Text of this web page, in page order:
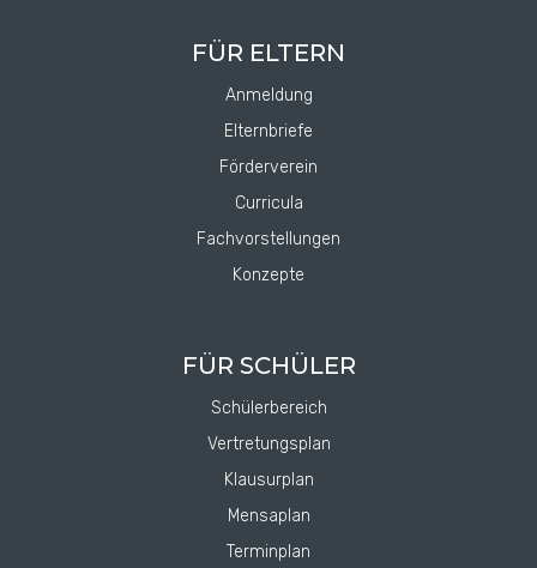
FÜR ELTERN
Anmeldung
Elternbriefe
Förderverein
Curricula
Fachvorstellungen
Konzepte
FÜR SCHÜLER
Schülerbereich
Vertretungsplan
Klausurplan
Mensaplan
Terminplan